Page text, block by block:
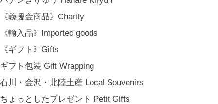
《義援金商品》Charity
《輸入品》Imported goods
《ギフト》Gifts
ギフト包装 Gift Wrapping
石川・金沢・北陸土産 Local Souvenirs
ちょっとしたプレゼント Petit Gifts